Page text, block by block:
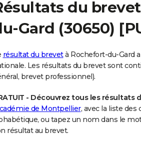
du
Gard (30650)
résultat du brevetà Rochefort-du-Gard
Les résultats du brevet sont
brevet professionnel).
- Découvrez tous les résultats
de Montpellier, avec la liste des
ou tapez un nom dans le
résultat au brevet.